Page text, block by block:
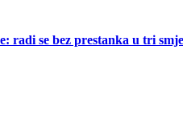
radi se bez prestanka u tri